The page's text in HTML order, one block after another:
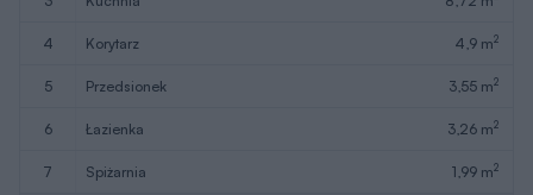
4 korytarz 4,9 m2
5 przedsionek 3,55 m2
6 łazienka 3,26 m2
7 spiżarnia 1,99 m2